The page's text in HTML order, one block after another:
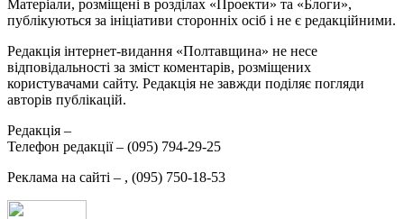
Матеріали, розміщені в розділах «Проекти» та «Блоги»,
публікуються за ініціативи сторонніх осіб і не є редакційними.
Редакція інтернет-видання «Полтавщина» не несе
відповідальності за зміст коментарів, розміщених
користувачами сайту. Редакція не завжди поділяє погляди
авторів публікацій.
Редакція –
Телефон редакції – (095) 794-29-25
Реклама на сайті – , (095) 750-18-53